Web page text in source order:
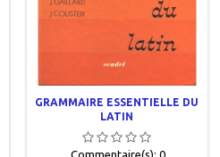
GRAMMAIRE ESSENTIELLE DU
LATIN
Commentaire(s): 0